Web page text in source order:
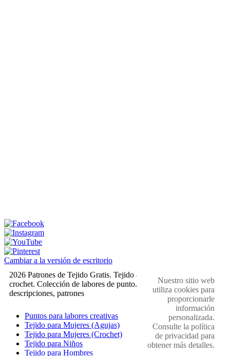
Cambiar a la versión de escritorio
2026 Patrones de Tejido Gratis. Tejido a dos agujas y
crochet. Colección de labores de punto. Muestras,
descripciones, patrones
Puntos para labores creativas
Tejido para Mujeres (Agujas)
Tejido para Mujeres (Crochet)
Tejido para Niños
Tejido para Hombres
Nuestro sitio web
utiliza cookies para
proporcionarle
información
personalizada.
Consulte la política
de privacidad para
obtener más detalles.